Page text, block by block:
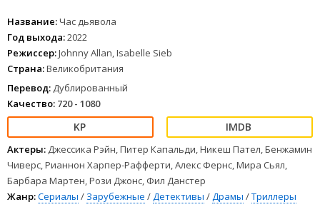
Название:Час дьявола
Год выхода:2022
Режиссер:Johnny Allan, Isabelle Sieb
Страна:Великобритания
Перевод: Дублированный
Качество: 720 - 1080
Актеры: Джессика Рэйн, Питер Капальди, Никеш Пател, Бенжамин
Чиверс, Рианнон Харпер-Рафферти, Алекс Фернс, Мира Сьял,
Барбара Мартен, Рози Джонс, Фил Данстер
Жанр:Сериалы / Зарубежные /Детективы /Драмы /Триллеры